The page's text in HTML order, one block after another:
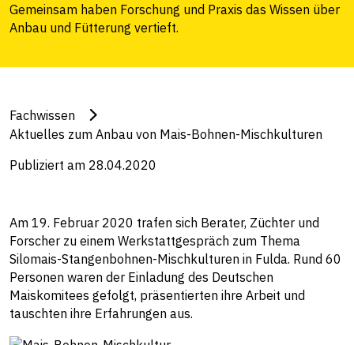
Gemeinsam haben Forschung und Praxis das Wissen über
Anbau und Fütterung vertieft.
Fachwissen
Aktuelles zum Anbau von Mais-Bohnen-Mischkulturen
Publiziert am 28.04.2020
Am 19. Februar 2020 trafen sich Berater, Züchter und
Forscher zu einem Werkstattgespräch zum Thema
Silomais-Stangenbohnen-Mischkulturen in Fulda. Rund 60
Personen waren der Einladung des Deutschen
Maiskomitees gefolgt, präsentierten ihre Arbeit und
tauschten ihre Erfahrungen aus.